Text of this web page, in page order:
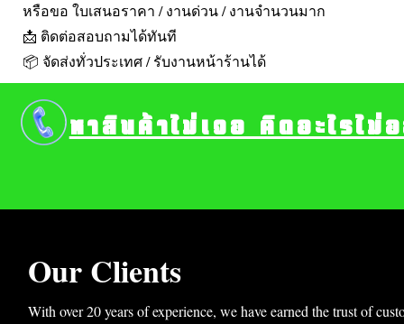
หรือขอ ใบเสนอราคา / งานด่วน / งานจำนวนมาก
📩 ติดต่อสอบถามได้ทันที
📦 จัดส่งทั่วประเทศ / รับงานหน้าร้านได้
Our Clients
With over 20 years of experience, we have earned the trust of
หาสินค้าไม่เจอ คิดอะไรไ